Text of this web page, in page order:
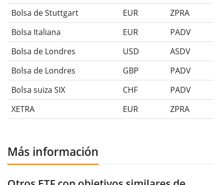
Bolsa de Stuttgart
EUR
ZPRA
Bolsa Italiana
EUR
PADV
Bolsa de Londres
USD
ASDV
Bolsa de Londres
GBP
PADV
Bolsa suiza SIX
CHF
PADV
XETRA
EUR ZPRA
Más información